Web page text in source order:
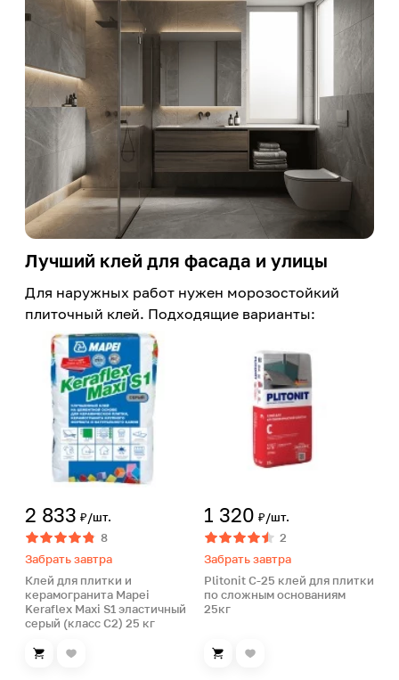
Лучший клей для фасада и улицы
Для наружных работ нужен морозостойкий
плиточный клей. Подходящие варианты:
2 833 ₽/шт.
8
Забрать завтра
Клей для плитки и
керамогранита Mapei
Keraflex Maxi S1 эластичный
серый (класс С2) 25 кг
1 320 ₽/шт.
2
Забрать завтра
Plitonit С-25 клей для плитки
по сложным основаниям
25кг